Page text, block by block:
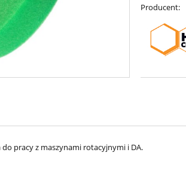
Producent:
pracy z maszynami rotacyjnymi i DA.